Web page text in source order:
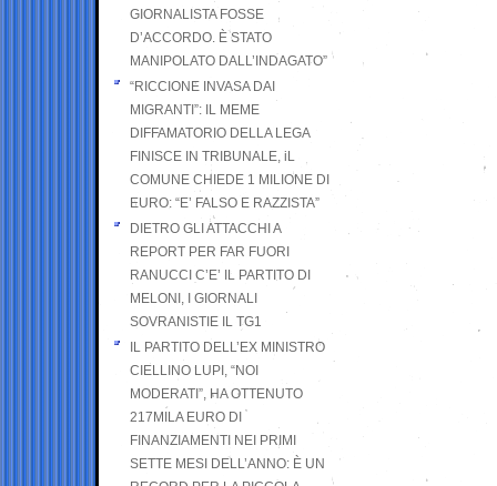
GIORNALISTA FOSSE
D’ACCORDO. È STATO
MANIPOLATO DALL’INDAGATO”
“RICCIONE INVASA DAI
MIGRANTI”: IL MEME
DIFFAMATORIO DELLA LEGA
FINISCE IN TRIBUNALE, iL
COMUNE CHIEDE 1 MILIONE DI
EURO: “E’ FALSO E RAZZISTA”
DIETRO GLI ATTACCHI A
REPORT PER FAR FUORI
RANUCCI C’E’ IL PARTITO DI
MELONI, I GIORNALI
SOVRANISTIE IL TG1
IL PARTITO DELL’EX MINISTRO
CIELLINO LUPI, “NOI
MODERATI”, HA OTTENUTO
217MILA EURO DI
FINANZIAMENTI NEI PRIMI
SETTE MESI DELL’ANNO: È UN